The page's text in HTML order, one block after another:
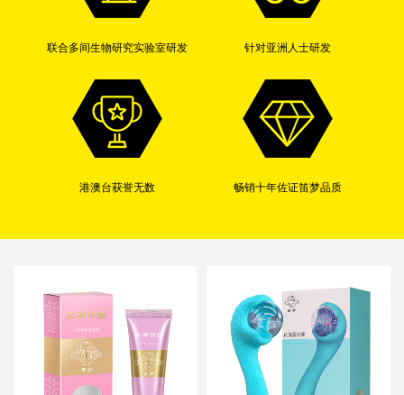
联合多间生物研究实验室研发 针对亚洲人士研发
港澳台获誉无数 畅销十年佐证笛梦品质